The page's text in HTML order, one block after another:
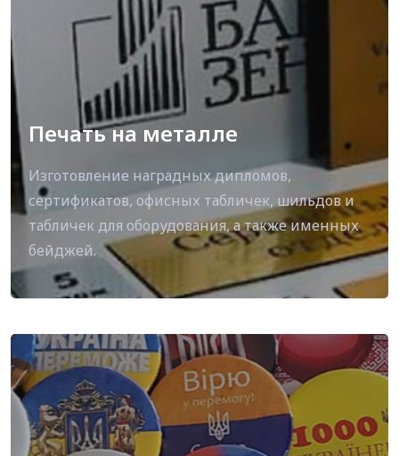
Печать на металле
Изготовление наградных дипломов,
сертификатов, офисных табличек, шильдов и
табличек для оборудования, а также именных
бейджей.